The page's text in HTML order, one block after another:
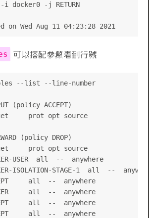
-i docker0 -j RETURN
on Wed Aug 11 04:23:28 2021
可以搭配參數看到行號
--list --line-number
(policy ACCEPT)
prot opt source
(policy DROP)
prot opt source
USER  all  --  anywhere
ISOLATION-STAGE-1  all  --
all  --  anywhere
all  --  anywhere
all  --  anywhere
all  --  anywhere